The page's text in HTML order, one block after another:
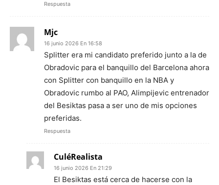
Respuesta
Mjc
16 junio 2026 En 16:58
Splitter era mi candidato preferido junto a la de
Obradovic para el banquillo del Barcelona ahora
con Splitter con banquillo en la NBA y
Obradovic rumbo al PAO, Alimpijevic entrenador
del Besiktas pasa a ser uno de mis opciones
preferidas.
Respuesta
CuléRealista
16 junio 2026 En 21:29
El Besiktas está cerca de hacerse con la